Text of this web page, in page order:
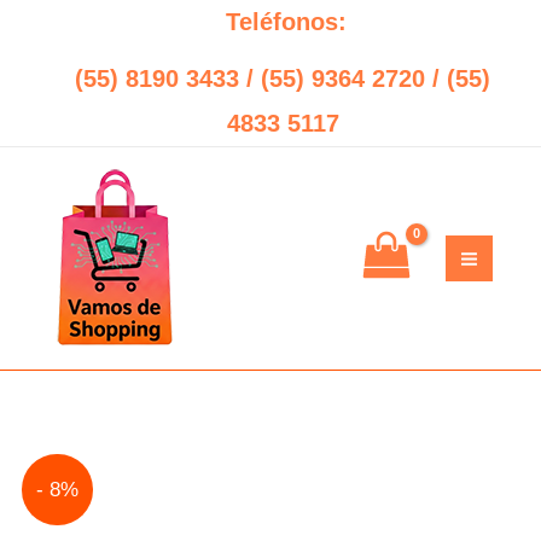
contenido
Teléfonos:
(55) 8190 3433 / (55) 9364 2720 / (55)
4833 5117
- 8%